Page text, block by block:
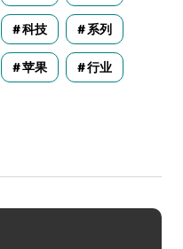
科技 系列
苹果 行业